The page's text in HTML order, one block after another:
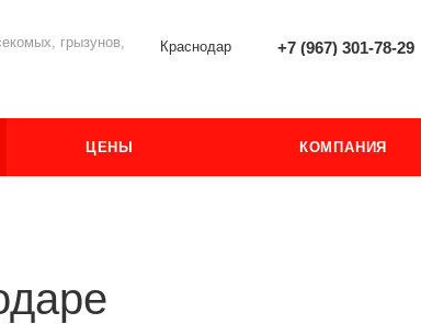
грызунов,
Краснодар +7 (967) 301-78-29
ЦЕНЫ КОМПАНИЯ